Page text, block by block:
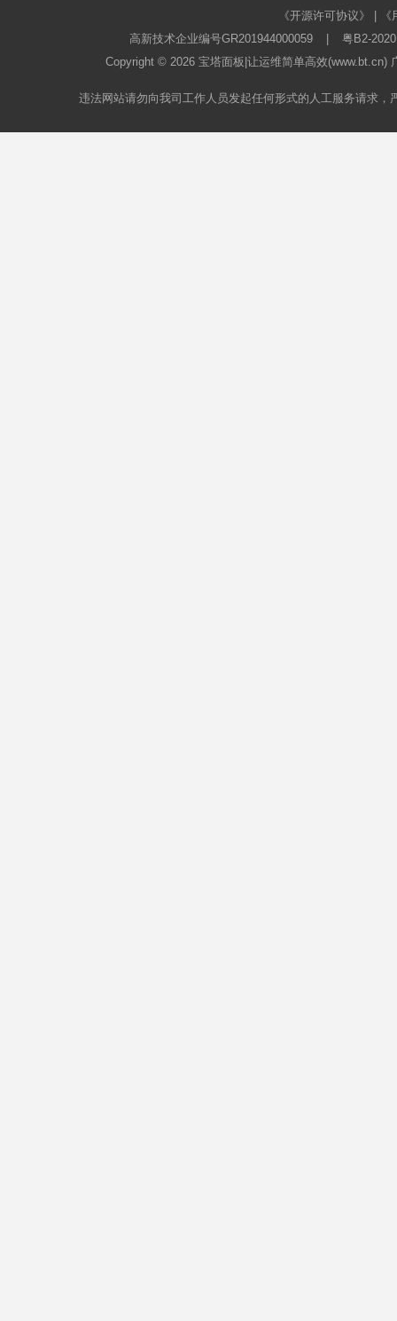
《开源许可协议》
高新技术企业编号GR201944000059
粤B2-
Copyright © 2026 宝塔面板 |让运维简单高效
违法网站请勿向我司工作人员发起任何形式的人工服务请求，